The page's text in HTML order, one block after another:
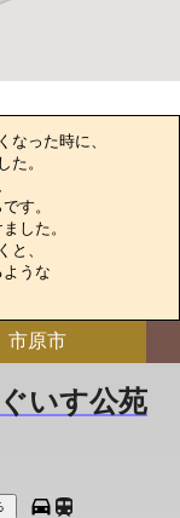
なった時に、
た。
す。
した。
と、
うな
市原市
いす公苑